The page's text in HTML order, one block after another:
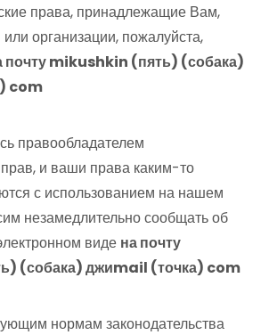
права, принадлежащие Вам,
организации, пожалуйста,
почту mikushkin (пять) (собака)
com
правообладателем
и ваши права каким-то
с использованием на нашем
незамедлительно сообщать об
виде на почту
(собака) джиmail (точка) com
нормам законодательства